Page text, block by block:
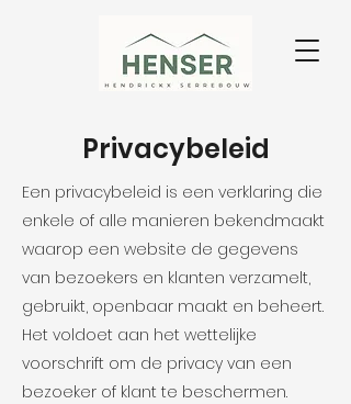
Privacybeleid
Een privacybeleid is een verklaring die
enkele of alle manieren bekendmaakt
waarop een website de gegevens
van bezoekers en klanten verzamelt,
gebruikt, openbaar maakt en beheert.
Het voldoet aan het wettelijke
voorschrift om de privacy van een
bezoeker of klant te beschermen.